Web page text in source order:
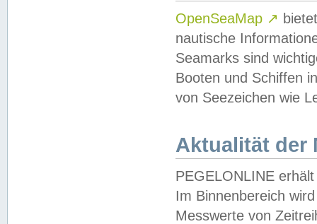
OpenSeaMap ↗
nautische
Seamarks sind
Booten und Schiffen
von Seezeichen wie
Aktualität der
PEGELONLINE
Im Binnenbereich
Messwerte von